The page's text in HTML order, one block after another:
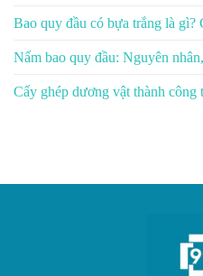
Bao quy đầu có bựa trắng là gì?
Nấm bao quy đầu: Nguyên
Cấy ghép dương vật thành